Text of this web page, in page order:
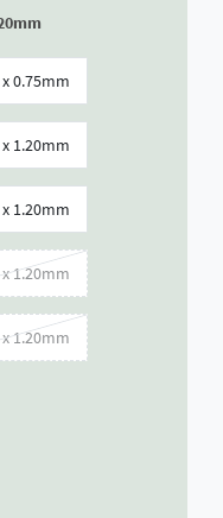
0.75mm
1.20mm
1.20mm
1.20mm
1.20mm